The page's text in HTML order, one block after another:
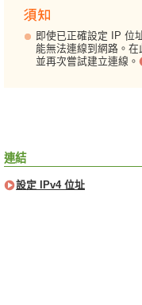
即使已正確設定 IP 位
能無法連線到網路。在
並再次嘗試建立連線。
連結
設定 IPv4 位址